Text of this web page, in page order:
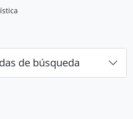
de búsqueda